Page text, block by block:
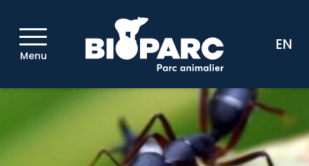
Menu
EN